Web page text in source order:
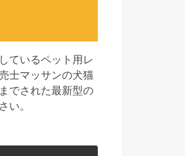
ているペット用レ
士マッサンの犬猫
でされた最新型の
い。